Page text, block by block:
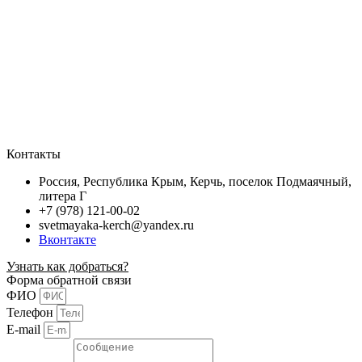
Контакты
Россия, Республика Крым, Керчь, поселок Подмаячный,
литера Г
+7 (978) 121-00-02
svetmayaka-kerch@yandex.ru
Вконтакте
Узнать как добраться?
Форма обратной связи
ФИО
Телефон
E-mail